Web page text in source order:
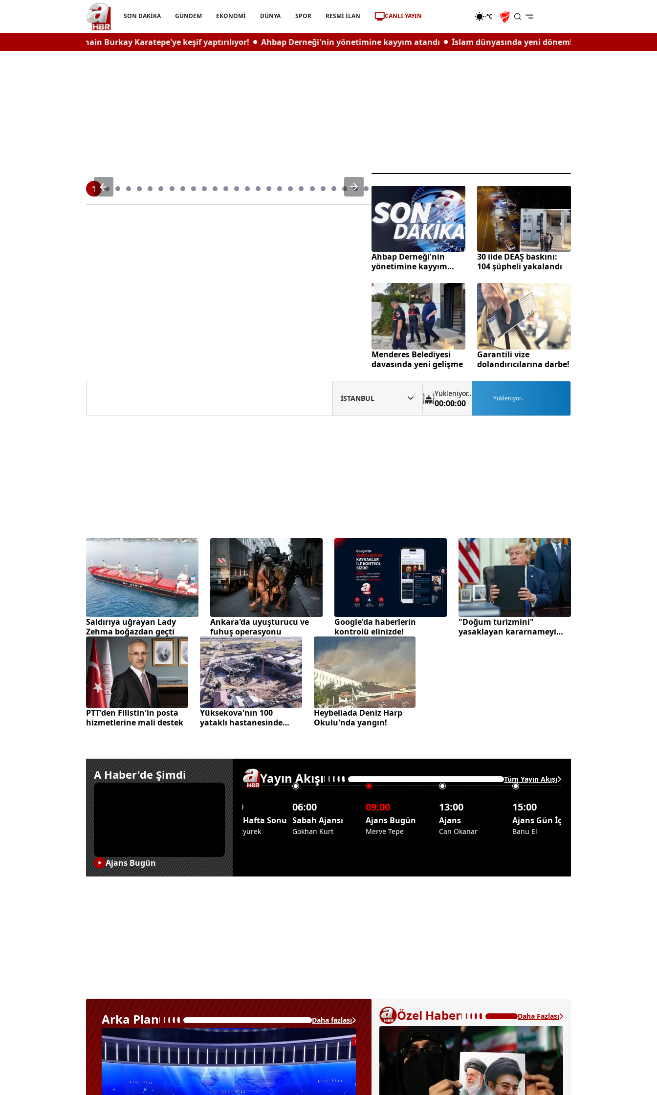
SON DAKİKA GÜNDEM EKONOMİ DÜNYA SPOR RESMİ İLAN CANLI YAYIN -°C
hain Burkay Karatepe'ye keşif yaptırılıyor! Ahbap Derneği'nin yönetimine kayyım atandı İslam dünyasında yeni dönem! Üç ülke "Mekke Anlaşması" için
2
Ahbap Derneği'nin
yönetimine kayyım
30 ilde DEAŞ baskını:
104 şüpheli yakalandı
Menderes Belediyesi
davasında yeni gelişme
Garantili vize
dolandırıcılarına darbe!
İSTANBUL
Yükleniyor..
00:00:00 Yükleniyor..
Saldırıya uğrayan Lady
Zehma boğazdan geçti
Ankara'da uyuşturucu ve
fuhuş operasyonu
Google'da haberlerin
kontrolü elinizde!
"Doğum turizmini"
yasaklayan kararnameyi
PTT'den Filistin'in posta
hizmetlerine mali destek
Yüksekova'nın 100
yataklı hastanesinde
Heybeliada Deniz Harp
Okulu'nda yangın!
A Haber'de Şimdi
Ajans Bugün
Yayın Akışı Tüm Yayın Akışı
02:00
A Haber Gece
Sinan Tatlı
05:00
Ajans Hafta Sonu
Esra Akyürek
06:00
Sabah Ajansı
Gökhan Kurt
09:00
Ajans Bugün
Merve Tepe
13:00
Ajans
Can Okanar
15:00
Ajans Gün İçi
Banu El
Arka Plan Daha fazlası Özel Haber Daha Fazlası